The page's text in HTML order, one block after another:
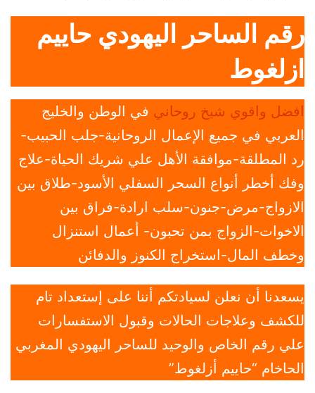
رقم الساحر اليهودي حاييم
ازلغوط
افضل واقوي شيخ روحاني في الوطن والخليج
العربي في جميع الإعمال الروحانية-جلب الحبيب-
رد المطلقة-موافقة الأهل علي شريك الحياة-علاج
وفك أخطر أنواع السحر السفلي الأسود-طلاق بين
الازواج-مرض-جنون-سلب ارادة-فراق بين
الاخوات-الزواج بمن تحبون- أعمال استنزال
وخطف المال-استخراج الكنوز والدفائن
يسعدنا أن نعلن لسيادتكم أننا على إستعداد تام
للكشف وعلاجات الحالات وقبول الاستفسارات
علي رقم الخاص والوحيد للساحر اليهودي المغربي
الحاخام “حاييم أزلغوط”